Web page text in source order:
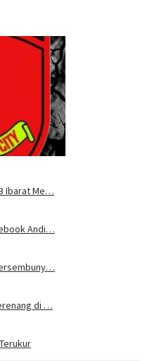
Ibarat Me…
Andi…
di …